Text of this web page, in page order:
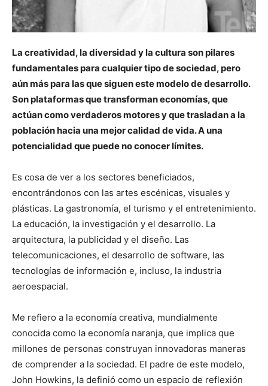
La creatividad, la diversidad y la cultura son pilares
fundamentales para cualquier tipo de sociedad, pero
aún más para las que siguen este modelo de desarrollo.
Son plataformas que transforman economías,que
actúancomo verdaderos motores y que trasladan a la
población hacia una mejor calidad de vida. A una
potencialidad que puede no conocer límites.
Es cosa de ver a los sectores beneficiados,
encontrándonos con las artes escénicas, visuales y
plásticas. La gastronomía, el turismo y el entretenimiento.
La educación, la investigación y el desarrollo. La
arquitectura, la publicidad y el diseño. Las
telecomunicaciones, el desarrollo de software, las
tecnologías de información e, incluso, la industria
aeroespacial.
Me refiero a la economía creativa, mundialmente
conocida como la economía naranja, que implica que
millones de personas construyan innovadoras maneras
de comprender a la sociedad. El padre de este modelo,
John Howkins, la definió como un espacio de reflexión